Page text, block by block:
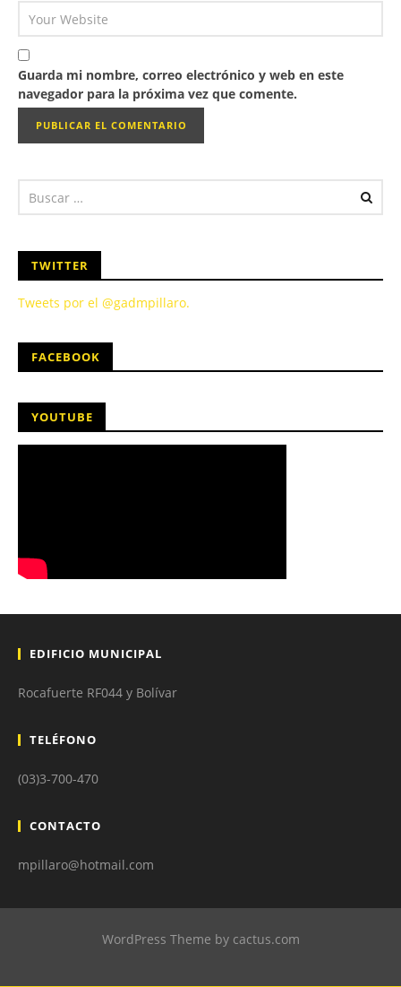
Guarda mi nombre, correo electrónico y web en este
navegador para la próxima vez que comente.
TWITTER
Tweets por el @gadmpillaro.
FACEBOOK
YOUTUBE
EDIFICIO MUNICIPAL
Rocafuerte RF044 y Bolívar
TELÉFONO
(03)3-700-470
CONTACTO
mpillaro@hotmail.com
WordPress Theme by cactus.com